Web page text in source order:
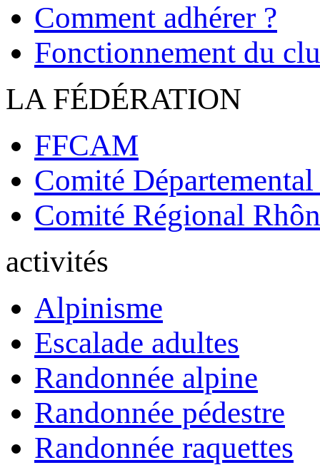
Comment adhérer ?
Fonctionnement du
LA FÉDÉRATION
FFCAM
Comité
Comité Régional
activités
Alpinisme
Escalade adultes
Randonnée alpine
Randonnée pédestre
Randonnée raquettes